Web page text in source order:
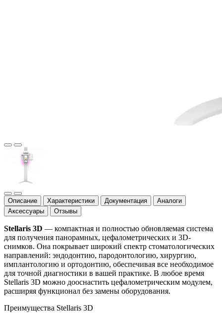
Описание Характеристики Документация
Аналоги
Аксессуары
Отзывы
Stellaris 3D — компактная и полностью обновляемая система
для получения панорамных, цефалометрических и 3D-
снимков. Она покрывает широкий спектр стоматологических
направлений: эндодонтию, пародонтологию, хирургию,
имплантологию и ортодонтию, обеспечивая все необходимое
для точной диагностики в вашей практике. В любое время
Stellaris 3D можно дооснастить цефалометрическим модулем,
расширяя функционал без замены оборудования.
Преимущества Stellaris 3D